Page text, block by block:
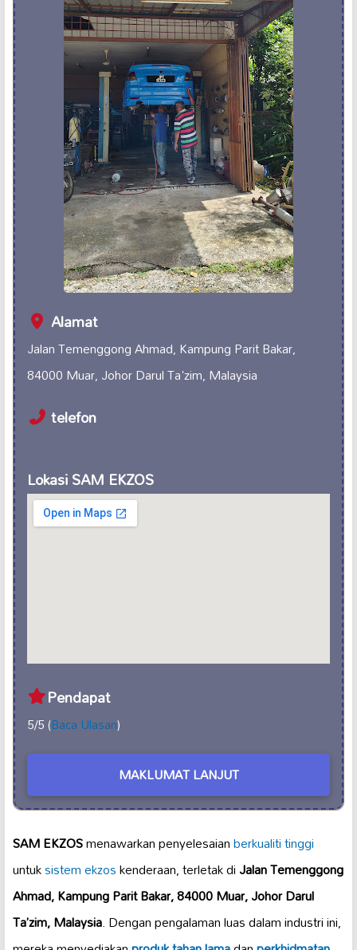
Alamat
Jalan Temenggong Ahmad, Kampung Parit Bakar,
84000 Muar, Johor Darul Ta'zim, Malaysia
telefon
Lokasi SAM EKZOS
Pendapat
5/5 (Baca Ulasan)
MAKLUMAT LANJUT
SAM EKZOSmenawarkan penyelesaianberkualiti tinggi
untuksistem ekzoskenderaan, terletak diJalan Temenggong
Ahmad, Kampung Parit Bakar, 84000 Muar, Johor Darul
Ta’zim, Malaysia. Dengan pengalaman luas dalam industri ini,